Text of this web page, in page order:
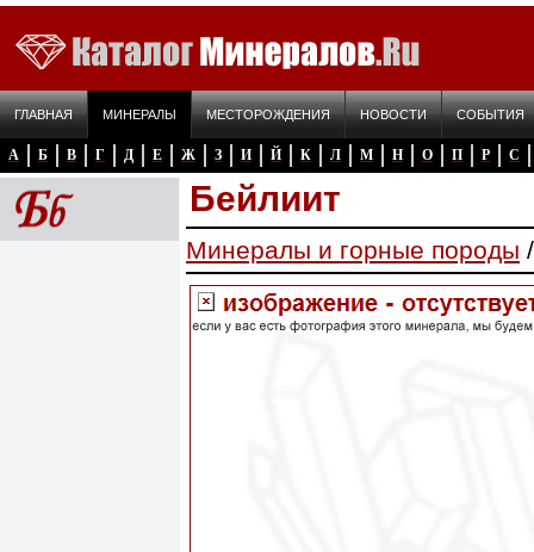
ГЛАВНАЯ МИНЕРАЛЫ МЕСТОРОЖДЕНИЯ НОВОСТИ СОБЫТИЯ
А Б В Г Д Е Ж З И Й К Л М Н О П Р С
Бейлиит
Минералы и горные породы